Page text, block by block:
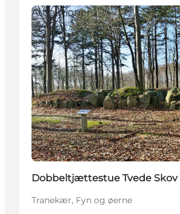
Attraktioner
Dobbeltjættestue Tvede Skov
Tranekær, Fyn og øerne